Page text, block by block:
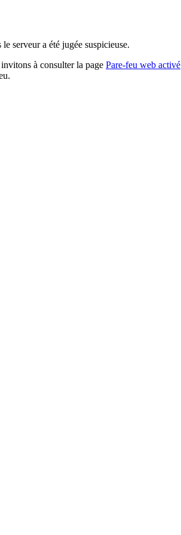
serveur a été jugée suspicieuse.
à consulter la page Pare-feu web activé